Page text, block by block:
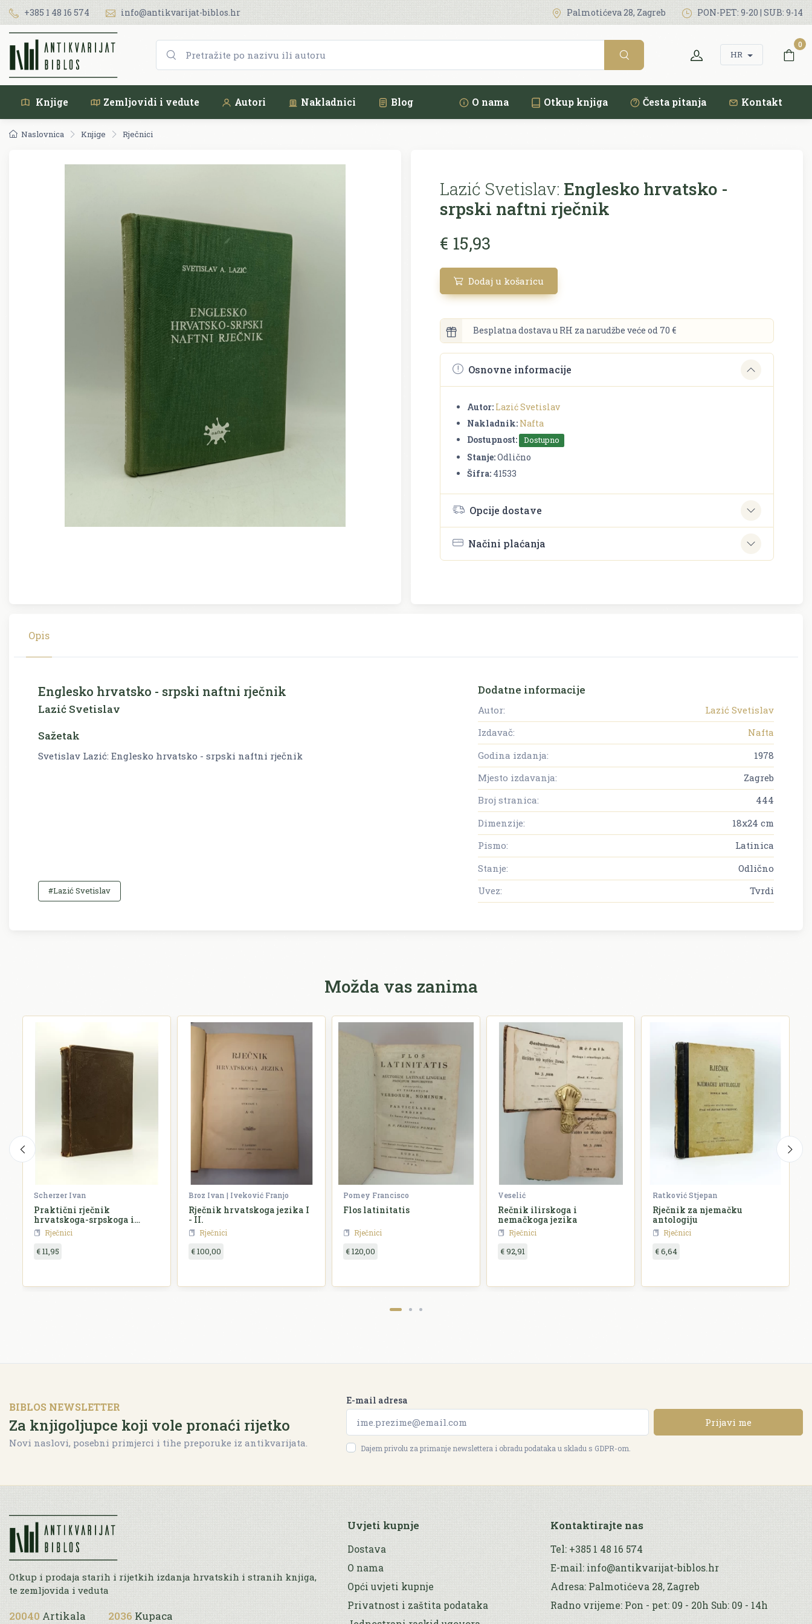
+385 1 48 16 574 info@antikvarijat-biblos.hr Palmotićeva 28, Zagreb PON-PET: 9-20 | SUB: 9-14
HR
0
Knjige Zemljovidi i vedute Autori Nakladnici Blog O nama Otkup knjiga Česta pitanja Kontakt
Naslovnica Knjige Rječnici
Lazić Svetislav: Englesko hrvatsko -
srpski naftni rječnik
€ 15,93
Dodaj u košaricu
Besplatna dostava u RH za narudžbe veće od 70 €
Osnovne informacije
Autor: Lazić Svetislav
Nakladnik: Nafta
Dostupnost:
Dostupno
Stanje:Odlično
Šifra: 41533
Opcije dostave
Načini plaćanja
Opis
Englesko hrvatsko - srpski naftni rječnik
Lazić Svetislav
Sažetak
Svetislav Lazić: Englesko hrvatsko - srpski naftni rječnik
#Lazić Svetislav
Dodatne informacije
Autor:
Lazić Svetislav
Izdavač:
Nafta
Godina izdanja:
1978
Mjesto izdavanja:
Zagreb
Broj stranica:
444
Dimenzije:
18x24 cm
Pismo:
Latinica
Stanje:
Odlično
Uvez:
Tvrdi
Možda vas zanima
Scherzer Ivan
Praktični rječnik
hrvatskoga-srpskoga i
njemačkoga jezika
Rječnici
€ 11,95
Broz Ivan | Iveković Franjo
Rječnik hrvatskoga jezika I
- II.
Rječnici
€ 100,00
Pomey Francisco
Flos latinitatis
Rječnici
€ 120,00
Veselić
Rečnik ilirskoga i
nemačkoga jezika
Rječnici
€ 92,91
Ratković Stjepan
Rječnik za njemačku
antologiju
Rječnici
€ 6,64
BIBLOS NEWSLETTER
Za knjigoljupce koji vole pronaći rijetko
Novi naslovi, posebni primjerci i tihe preporuke iz antikvarijata.
E-mail adresa
Prijavi me
Dajem privolu za primanje newslettera i obradu podataka u skladu s GDPR-om.
Otkup i prodaja starih i rijetkih izdanja hrvatskih i stranih knjiga,
te zemljovida i veduta
20040 Artikala 2036 Kupaca
Uvjeti kupnje
Dostava
O nama
Opći uvjeti kupnje
Privatnost i zaštita podataka
Kontaktirajte nas
Tel: +385 1 48 16 574
E-mail: info@antikvarijat-biblos.hr
Adresa: Palmotićeva 28, Zagreb
Radno vrijeme: Pon - pet: 09 - 20h Sub: 09 - 14h